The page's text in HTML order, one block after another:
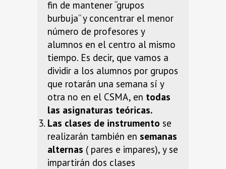
fin de mantener “grupos
burbuja” y concentrar el menor
número de profesores y
alumnos en el centro al mismo
tiempo. Es decir, que vamos a
dividir a los alumnos por grupos
que rotarán una semana sí y
otra no en el CSMA, en todas
las asignaturas teóricas.
Las clases de instrumento se
realizarán también en semanas
alternas ( pares e impares), y se
impartirán dos clases